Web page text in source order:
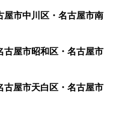
屋市中川区・名古屋市南
古屋市昭和区・名古屋市
古屋市天白区・名古屋市